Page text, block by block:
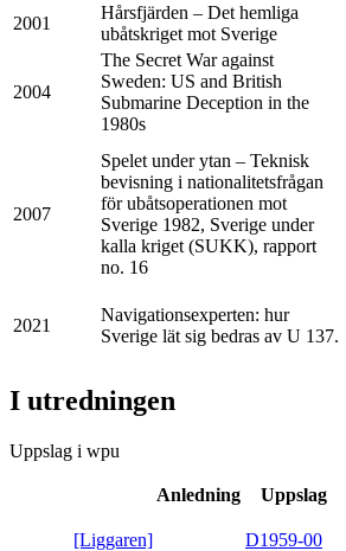
2001
Hårsfjärden – Det hemliga
ubåtskriget mot Sverige
2004
The Secret War against
Sweden: US and British
Submarine Deception in the
1980s
2007
Spelet under ytan – Teknisk
bevisning i nationalitetsfrågan
för ubåtsoperationen mot
Sverige 1982, Sverige under
kalla kriget (SUKK), rapport
no. 16
2021
Navigationsexperten: hur
Sverige lät sig bedras av U 137.
I utredningen
Uppslag i wpu
Anledning Uppslag
[Liggaren] D1959-00